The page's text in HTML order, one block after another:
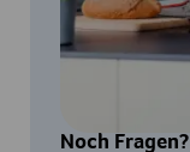
Noch Fragen?